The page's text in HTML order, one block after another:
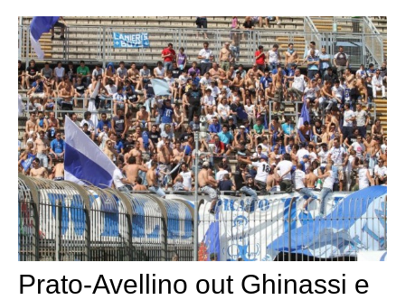
Prato-Avellino out Ghinassi e